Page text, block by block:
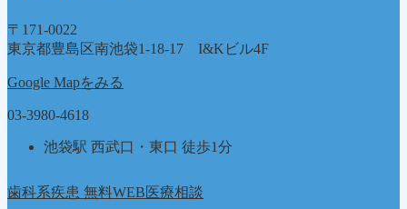
〒171-0022
東京都豊島区南池袋1-18-17 I&Kビル4F
Google Mapをみる
03-3980-4618
池袋駅 西武口・東口 徒歩1分
歯科系疾患 無料WEB医療相談